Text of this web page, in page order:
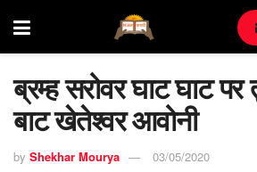
ब्रम्ह सरोवर घाट घाट
बाट खेतेश्वर आवोनी
by Shekhar Mourya 03/05/2020